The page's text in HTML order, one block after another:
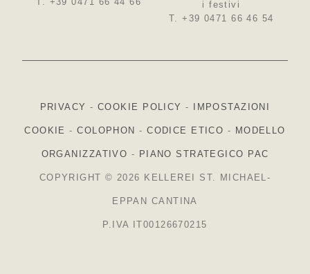
i festivi
T. +39 0471 66 46 54
PRIVACY -COOKIE POLICY - IMPOSTAZIONI
COOKIE -COLOPHON -CODICE ETICO - MODELLO
ORGANIZZATIVO - PIANO STRATEGICO PAC
COPYRIGHT © 2026 KELLEREI ST. MICHAEL-
EPPAN CANTINA
P.IVA IT00126670215